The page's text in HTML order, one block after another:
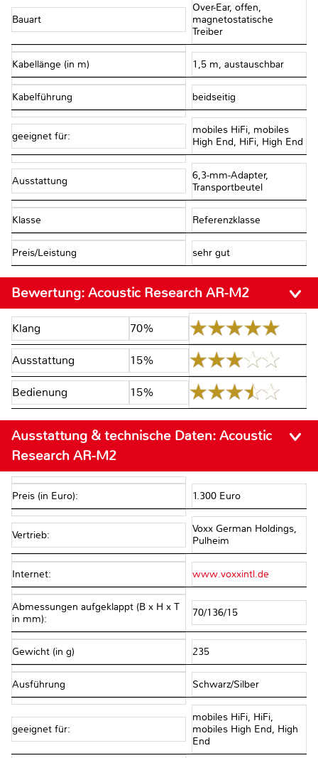
Bauart
Over-Ear, offen,
magnetostatische
Treiber
Kabellänge (in m) 1,5 m, austauschbar
Kabelführung beidseitig
geeignet für:
mobiles HiFi, mobiles
High End, HiFi, High End
Ausstattung
6,3-mm-Adapter,
Transportbeutel
Klasse Referenzklasse
Preis/Leistung sehr gut
Bewertung: Acoustic Research AR-M2
Klang 70%
Ausstattung 15%
Bedienung 15%
Ausstattung & technische Daten: Acoustic
Research AR-M2
Preis (in Euro): 1.300 Euro
Vertrieb:
Voxx German Holdings,
Pulheim
Internet: www.voxxintl.de
Abmessungen aufgeklappt (B x H x T
in mm):
70/136/15
Gewicht (in g) 235
Ausführung Schwarz/Silber
geeignet für:
mobiles HiFi, HiFi,
mobiles High End, High
End